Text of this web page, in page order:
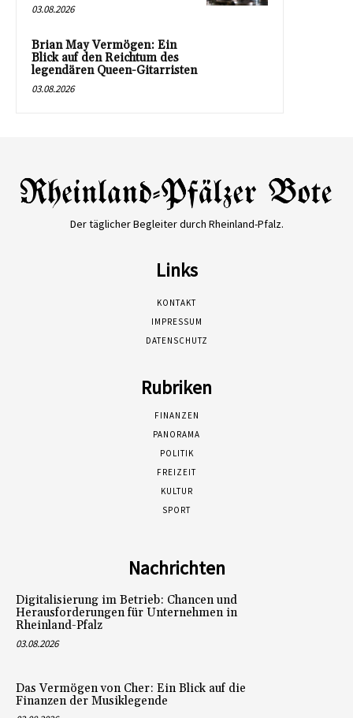
03.08.2026
Brian May Vermögen: Ein
Blick auf den Reichtum des
legendären Queen-Gitarristen
03.08.2026
Der täglicher Begleiter durch Rheinland-Pfalz.
Links
KONTAKT
IMPRESSUM
DATENSCHUTZ
Rubriken
FINANZEN
PANORAMA
POLITIK
FREIZEIT
KULTUR
SPORT
Nachrichten
Digitalisierung im Betrieb: Chancen und
Herausforderungen für Unternehmen in
Rheinland-Pfalz
03.08.2026
Das Vermögen von Cher: Ein Blick auf die
Finanzen der Musiklegende